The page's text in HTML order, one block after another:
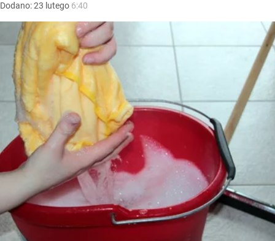
Dodano:23 lutego 6:40